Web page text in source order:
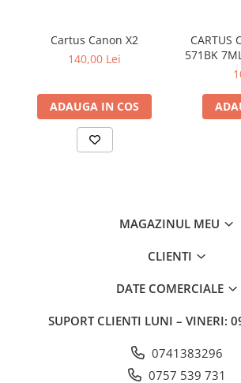
Cartus Canon X2
140,00 Lei
ADAUGA IN COS
CARTUS
571BK
MAGAZINUL MEU
CLIENTI
DATE COMERCIALE
SUPORT CLIENTI LUNI – VINERI:
0741383296
0757 539 731